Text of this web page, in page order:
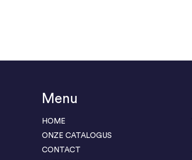
Menu
HOME
ONZE CATALOGUS
CONTACT